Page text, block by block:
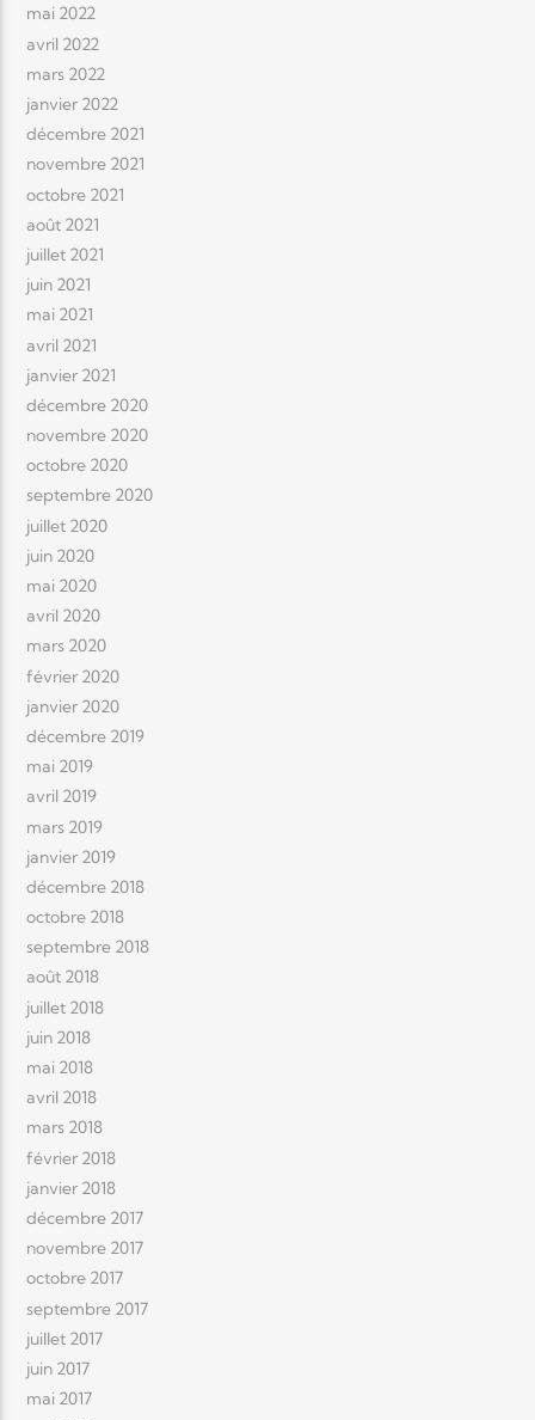
mai 2022
avril 2022
mars 2022
janvier 2022
décembre 2021
novembre 2021
octobre 2021
août 2021
juillet 2021
juin 2021
mai 2021
avril 2021
janvier 2021
décembre 2020
novembre 2020
octobre 2020
septembre 2020
juillet 2020
juin 2020
mai 2020
avril 2020
mars 2020
février 2020
janvier 2020
décembre 2019
mai 2019
avril 2019
mars 2019
janvier 2019
décembre 2018
octobre 2018
septembre 2018
août 2018
juillet 2018
juin 2018
mai 2018
avril 2018
mars 2018
février 2018
janvier 2018
décembre 2017
novembre 2017
octobre 2017
septembre 2017
juillet 2017
juin 2017
mai 2017